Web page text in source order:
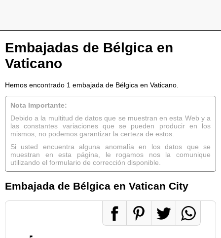
Embajadas de Bélgica en
Vaticano
Hemos encontrado 1 embajada de Bélgica en Vaticano.
Nota Importante:
Debido a la multitud de datos que se muestran en esta Web y a
las constantes variaciones que se pueden producir en los
mismos, no podemos garantizar la certeza de estos.
Si usted encuentra alguna anomalía en los datos que se
muestran en esta página, le rogamos nos la comunique
utilizando el formulario de corrección disponible.
Embajada de Bélgica en Vatican City